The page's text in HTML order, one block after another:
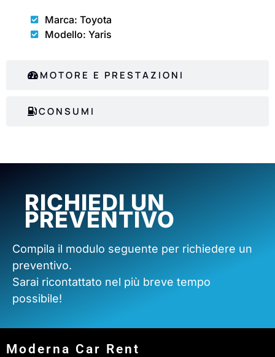
MOTORE E PRESTAZIONI
CONSUMI
Marca: Toyota
Modello: Yaris
RICHIEDI UN
PREVENTIVO
Compila il modulo seguente per richiedere un
preventivo.
Sarai ricontattato nel più breve tempo
possibile!
Moderna Car Rent